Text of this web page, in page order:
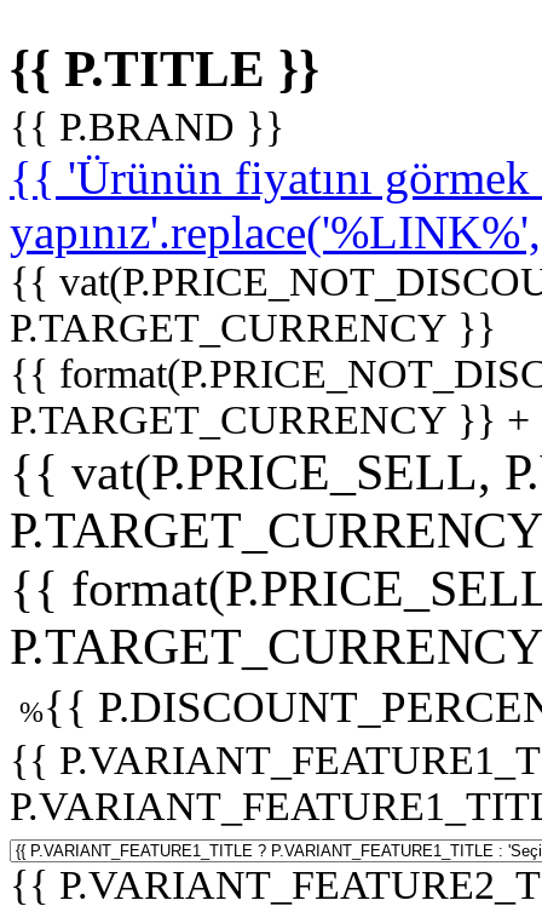
{{ P.TITLE }}
{{ P.BRAND }}
{{ 'Ürünün fiyatını
{{
P.TARGET_CURRENCY }}
{{
P.TARGET_CURRENCY }}
{{ vat(P.PRICE_SELL,
{{
%{{
{{
{{